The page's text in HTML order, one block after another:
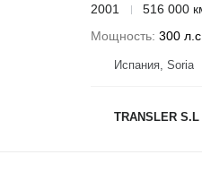
2001
516 000
Мощность 300
Испания, Soria
TRANSLER S.L